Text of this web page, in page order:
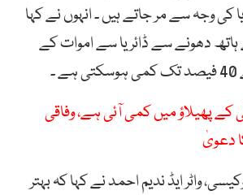
کی وجہ سے مر جاتے ہیں ۔ انہوں نے کہا
دھونے سے ڈائریا سے اموات کے
کے پھیلاؤ میں کمی آئی ہے، وفاقی
دعویٰ
واٹر ایڈ ندیم احمد نے کہا کہ بہتر